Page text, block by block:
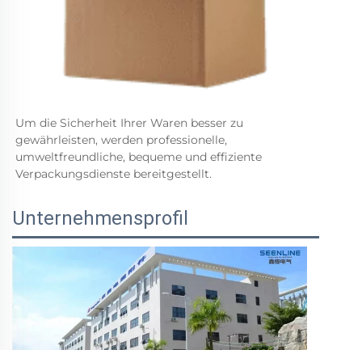
Um die Sicherheit Ihrer Waren besser zu
gewährleisten, werden professionelle,
umweltfreundliche, bequeme und effiziente
Verpackungsdienste bereitgestellt.
Unternehmensprofil